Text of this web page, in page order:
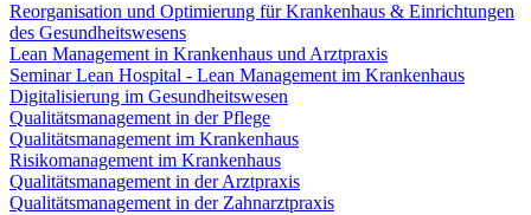
Reorganisation und Optimierung für Krankenhaus & Einrichtungen
des Gesundheitswesens
Lean Management in Krankenhaus und Arztpraxis
Seminar Lean Hospital - Lean Management im Krankenhaus
Digitalisierung im Gesundheitswesen
Qualitätsmanagement in der Pflege
Qualitätsmanagement im Krankenhaus
Risikomanagement im Krankenhaus
Qualitätsmanagement in der Arztpraxis
Qualitätsmanagement in der Zahnarztpraxis